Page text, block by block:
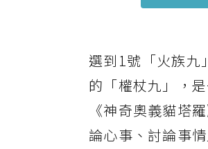
選到1號「火族九
的「權杖九」，
《神奇奧義貓塔
論心事、討論事